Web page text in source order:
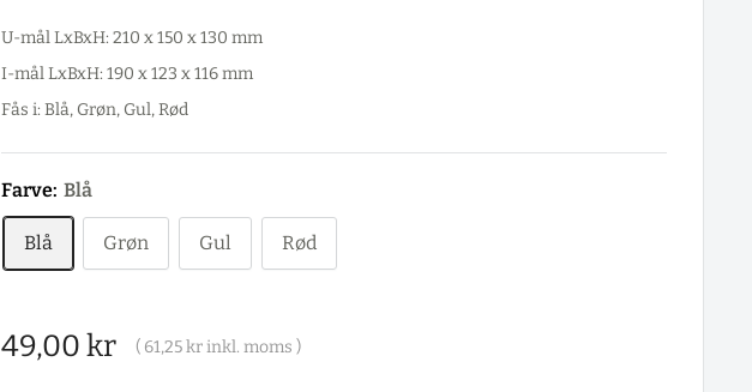
U-mål LxBxH: 210 x 150 x 130 mm
I-mål LxBxH: 190 x 123 x 116 mm
Fås i: Blå, Grøn, Gul, Rød
Farve: Blå
Blå Grøn Gul Rød
Salgspris
49,00 kr ( 61,25 krinkl. moms )